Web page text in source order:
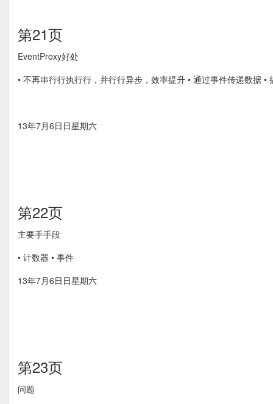
第21页
EventProxy好处
• 不再串⾏行执⾏行，并⾏行异步，效率提升 • 通过事件传递数据
13年7月6⽇日星期六
第22页
主要⼿手段
• 计数器 • 事件
13年7月6⽇日星期六
第23页
问题